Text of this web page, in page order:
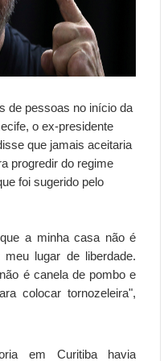
de pessoas no início da
o ex-presidente
que jamais aceitaria
progredir do regime
foi sugerido pelo
a minha casa não é
lugar de liberdade.
é canela de pombo e
colocar tornozeleira",
em Curitiba havia